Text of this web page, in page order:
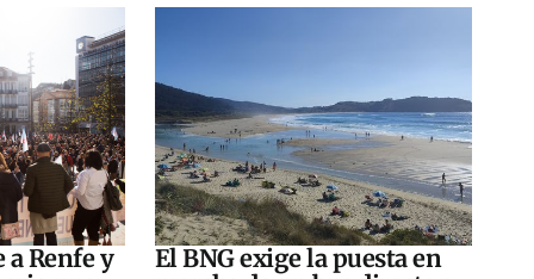
Renfe y
El BNG exige la puesta en